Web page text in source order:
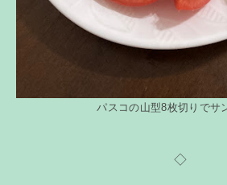
パスコの山型8枚切りでサ
◇